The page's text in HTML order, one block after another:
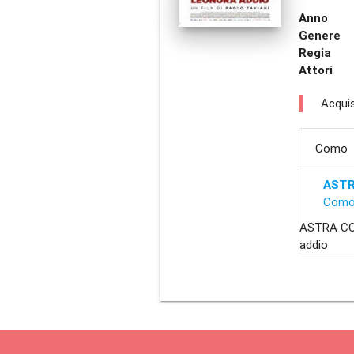
Anno
Genere
Regia
Attori
Como
Como
ASTRA
addio